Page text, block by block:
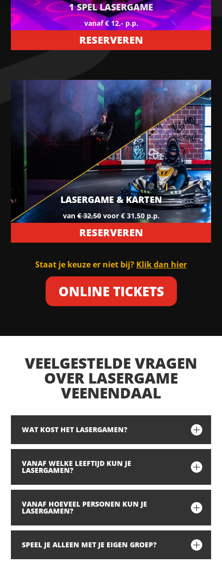
1 SPEL LASERGAME
vanaf € 12,- p.p.
RESERVEREN
LASERGAME & KARTEN
van€ 32,50voor € 31,50 p.p.
RESERVEREN
Staat je keuze er niet bij? Klik dan hier
ONLINE TICKETS
VEELGESTELDE VRAGEN
OVER LASERGAME
VEENENDAAL
WAT KOST HET LASERGAMEN?
VANAF WELKE LEEFTIJD KUN JE
LASERGAMEN?
VANAF HOEVEEL PERSONEN KUN JE
LASERGAMEN?
SPEEL JE ALLEEN MET JE EIGEN GROEP?